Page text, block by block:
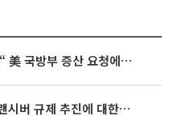
[특징주] “탄약 부족하다“ 美 국방부 증산 요청에⋯국내 방산주 급등세
[특징주] 美 중국산 광트랜시버 규제 추진에 대한광통신 등 광통신株 강세